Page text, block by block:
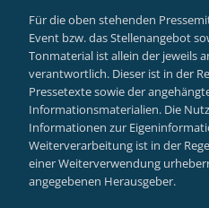
Für die oben stehenden
Event bzw. das Stellenangebot
Tonmaterial ist allein der jeweils
verantwortlich. Dieser ist in der
Pressetexte sowie der
Informationsmaterialien. Die
Informationen zur
Weiterverarbeitung ist in der
einer Weiterverwendung
angegebenen Herausgeber.